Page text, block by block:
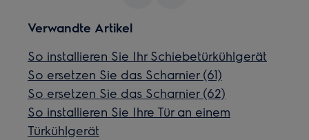
Verwandte Artikel
So installieren Sie Ihr Schiebetürkühlgerät
So ersetzen Sie das Scharnier (61)
So ersetzen Sie das Scharnier (62)
So installieren Sie Ihre Tür an einem
Türkühlgerät